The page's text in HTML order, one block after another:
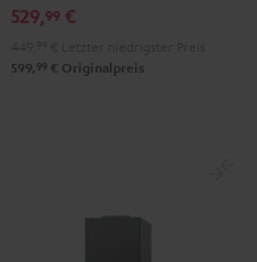
Set"Set"
529,99 €
599, 99 € Originalpreis